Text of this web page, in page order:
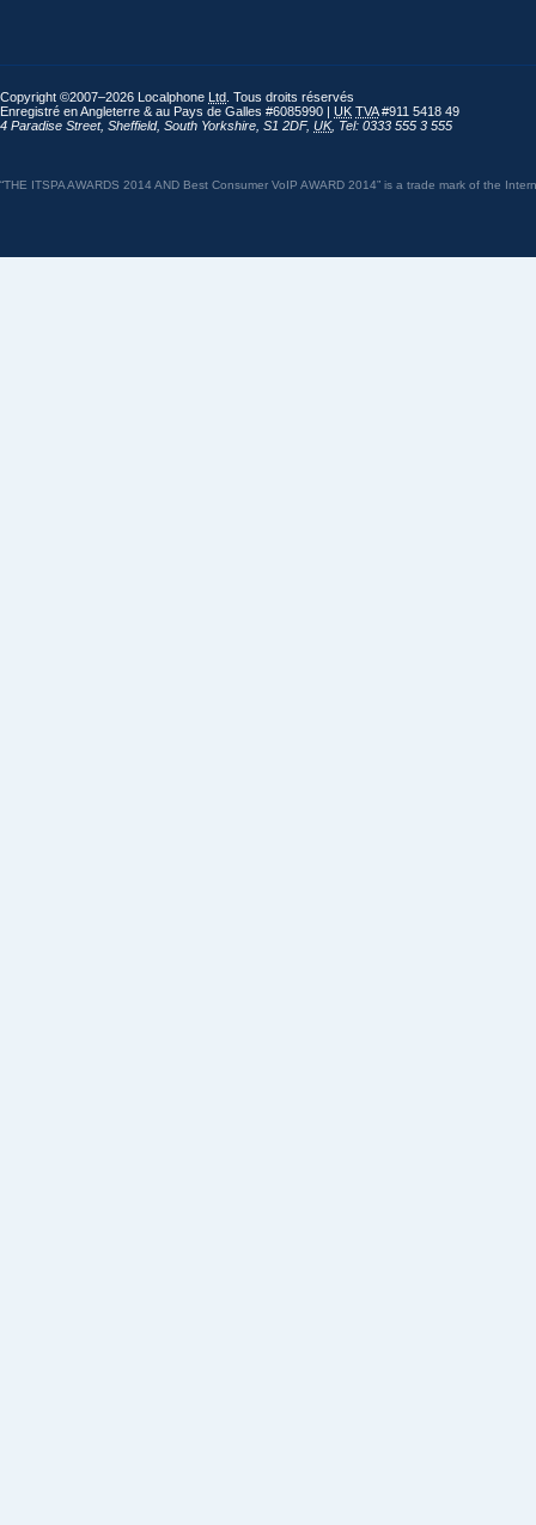
Copyright ©2007–2026 Localphone Ltd . Tous droits réservés
Enregistré en Angleterre & au Pays de Galles #6085990 | UK TVA#911 5418 49
4 Paradise Street, Sheffield, South Yorkshire S1 2DF, UK, Tel: 0333 555 3 555
“THE ITSPA AWARDS 2014 AND Best Consumer VoIP AWARD 2014” is a trade mark of the